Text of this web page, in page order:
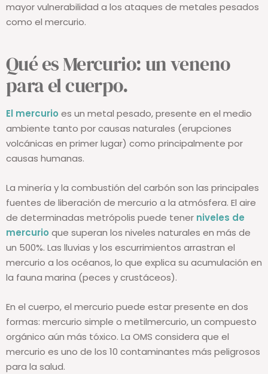
mayor vulnerabilidad a los ataques de metales pesados ​​
como el mercurio.
Qué es Mercurio: un veneno
para el cuerpo.
El mercurio es un metal pesado, presente en el medio
ambiente tanto por causas naturales (erupciones
volcánicas en primer lugar) como principalmente por
causas humanas.
La minería y la combustión del carbón son las principales
fuentes de liberación de mercurio a la atmósfera. El aire
de determinadas metrópolis puede tener niveles de
mercurio que superan los niveles naturales en más de
un 500%. Las lluvias y los escurrimientos arrastran el
mercurio a los océanos, lo que explica su acumulación en
la fauna marina (peces y crustáceos).
En el cuerpo, el mercurio puede estar presente en dos
formas: mercurio simple o metilmercurio, un compuesto
orgánico aún más tóxico. La OMS considera que el
mercurio es uno de los 10 contaminantes más peligrosos
para la salud.